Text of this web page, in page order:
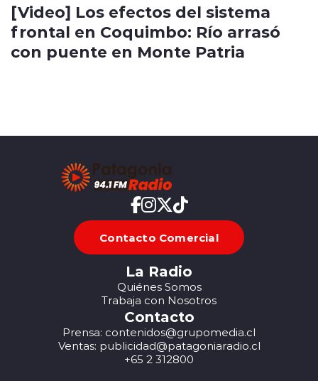
[Video] Los efectos del sistema
frontal en Coquimbo: Río arrasó
con puente en Monte Patria
Contacto Comercial
La Radio
Quiénes Somos
Trabaja con Nosotros
Contacto
Prensa: contenidos@grupomedia.cl
Ventas: publicidad@patagoniaradio.cl
+65 2 312800